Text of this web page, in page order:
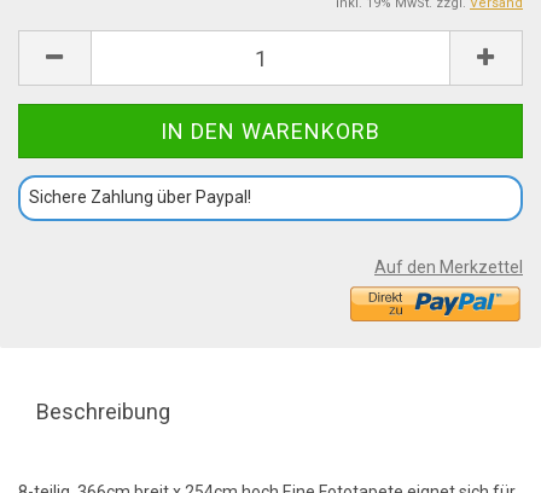
Sichere Zahlung über Paypal!
Auf den Merkzettel
Beschreibung